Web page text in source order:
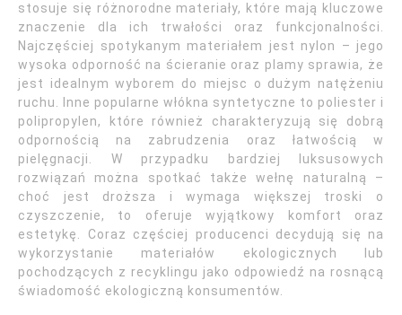
stosuje się różnorodne materiały, które mają kluczowe
znaczenie dla ich trwałości oraz funkcjonalności.
Najczęściej spotykanym materiałem jest nylon – jego
wysoka odporność na ścieranie oraz plamy sprawia, że
jest idealnym wyborem do miejsc o dużym natężeniu
ruchu. Inne popularne włókna syntetyczne to poliester i
polipropylen, które również charakteryzują się dobrą
odpornością na zabrudzenia oraz łatwością w
pielęgnacji. W przypadku bardziej luksusowych
rozwiązań można spotkać także wełnę naturalną –
choć jest droższa i wymaga większej troski o
czyszczenie, to oferuje wyjątkowy komfort oraz
estetykę. Coraz częściej producenci decydują się na
wykorzystanie materiałów ekologicznych lub
pochodzących z recyklingu jako odpowiedź na rosnącą
świadomość ekologiczną konsumentów.